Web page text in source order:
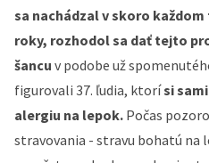
sa nachádzal v skoro
roky, rozhodol sa dať tejto
šancu v podobe už
figurovali 37. ľudia, ktorísi
alergiu na lepok. Počas
stravovania - stravu bohatú na